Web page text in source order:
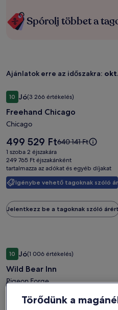
Spórolj többet a
Ajánlatok erre az időszakra:
Freehand
Chicago
képgalériája
1010 ennyiből: 7.8, Jó, (3 266
Jó(3 266 értékelés)
Freehand Chicago
Chicago
Igénybe vehető tagoknak szóló ár
Az
ár
499 529 Ft
499 529 FtAz
640 141 Ft
volt,
lásd
a
információkat
a
640 141 Ft
1 szoba 2 éjszakára
249 765 Ft éjszakánként
tartalmazza az adókat és egyéb díjakat
Freehand Chicago
Jelentkezz be a tagoknak szóló
Wild
Bear
Inn
képgalériája
1010 ennyiből: 7.8, Jó, (1 006
Jó(1 006 értékelés)
Wild Bear Inn
Pigeon Forge
113 297 FtAz
226 593 Ft
Wild Bear Inn
Törődünk a